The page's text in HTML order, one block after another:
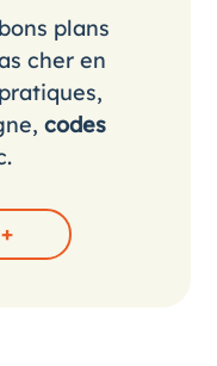
plans
cher en
codes